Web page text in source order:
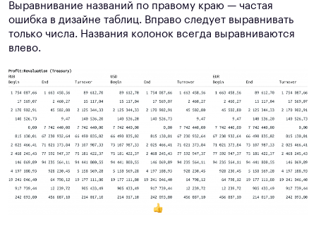
Выравнивание названий по правому краю — частая
ошибка в дизайне таблиц. Вправо следует выравнивать
только числа. Названия колонок всегда выравниваются
влево.